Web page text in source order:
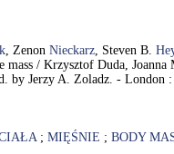
, Zenon Nieckarz, Steven B.
mass / Krzysztof Duda,
by Jerzy A. Zoladz. -
; MIĘŚNIE ; BODY